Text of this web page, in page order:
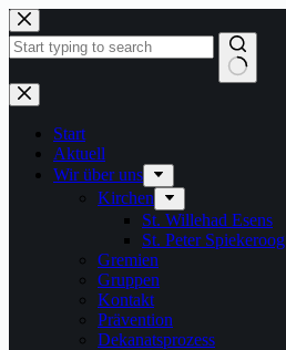
Zum
Inhalt
springen
Keine
Ergebnisse
Start
Aktuell
Wir über uns
Kirchen
St. Willehad Esens
St. Peter Spiekeroog
Gremien
Gruppen
Kontakt
Prävention
Dekanatsprozess